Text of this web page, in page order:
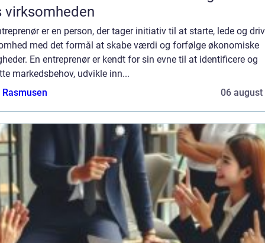
virksomheden
er en person, der tager initiativ til at starte, lede og
med det formål at skabe værdi og forfølge økonomiske
En entreprenør er kendt for sin evne til at identificere og
markedsbehov, udvikle inn...
06 august